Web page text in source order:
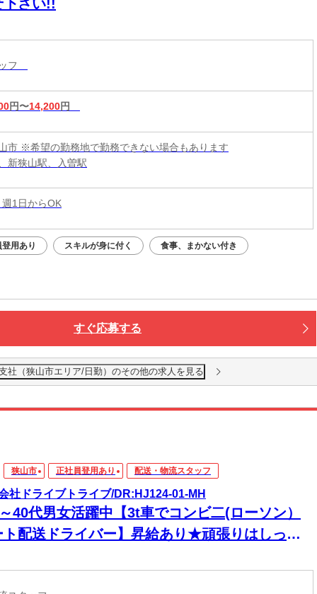
下さい!!
フ
円〜14,200円
市 ※希望の勤務地で勤務できない場合もあります
新狭山駅、入曽駅
1日からOK
用あり スキルが身に付く 食事、まかない付き
すぐ応募する
社（狭山市エリア/日勤）のその他の求人を見る
狭山市 正社員登用あり 配送・物流スタッフ
社ドライブトライブ/DR:HJ124-01-MH
40代男女活躍中【3t車でコンビ二(ローソン）
ト配送ドライバー】昇給あり★頑張りはしっか